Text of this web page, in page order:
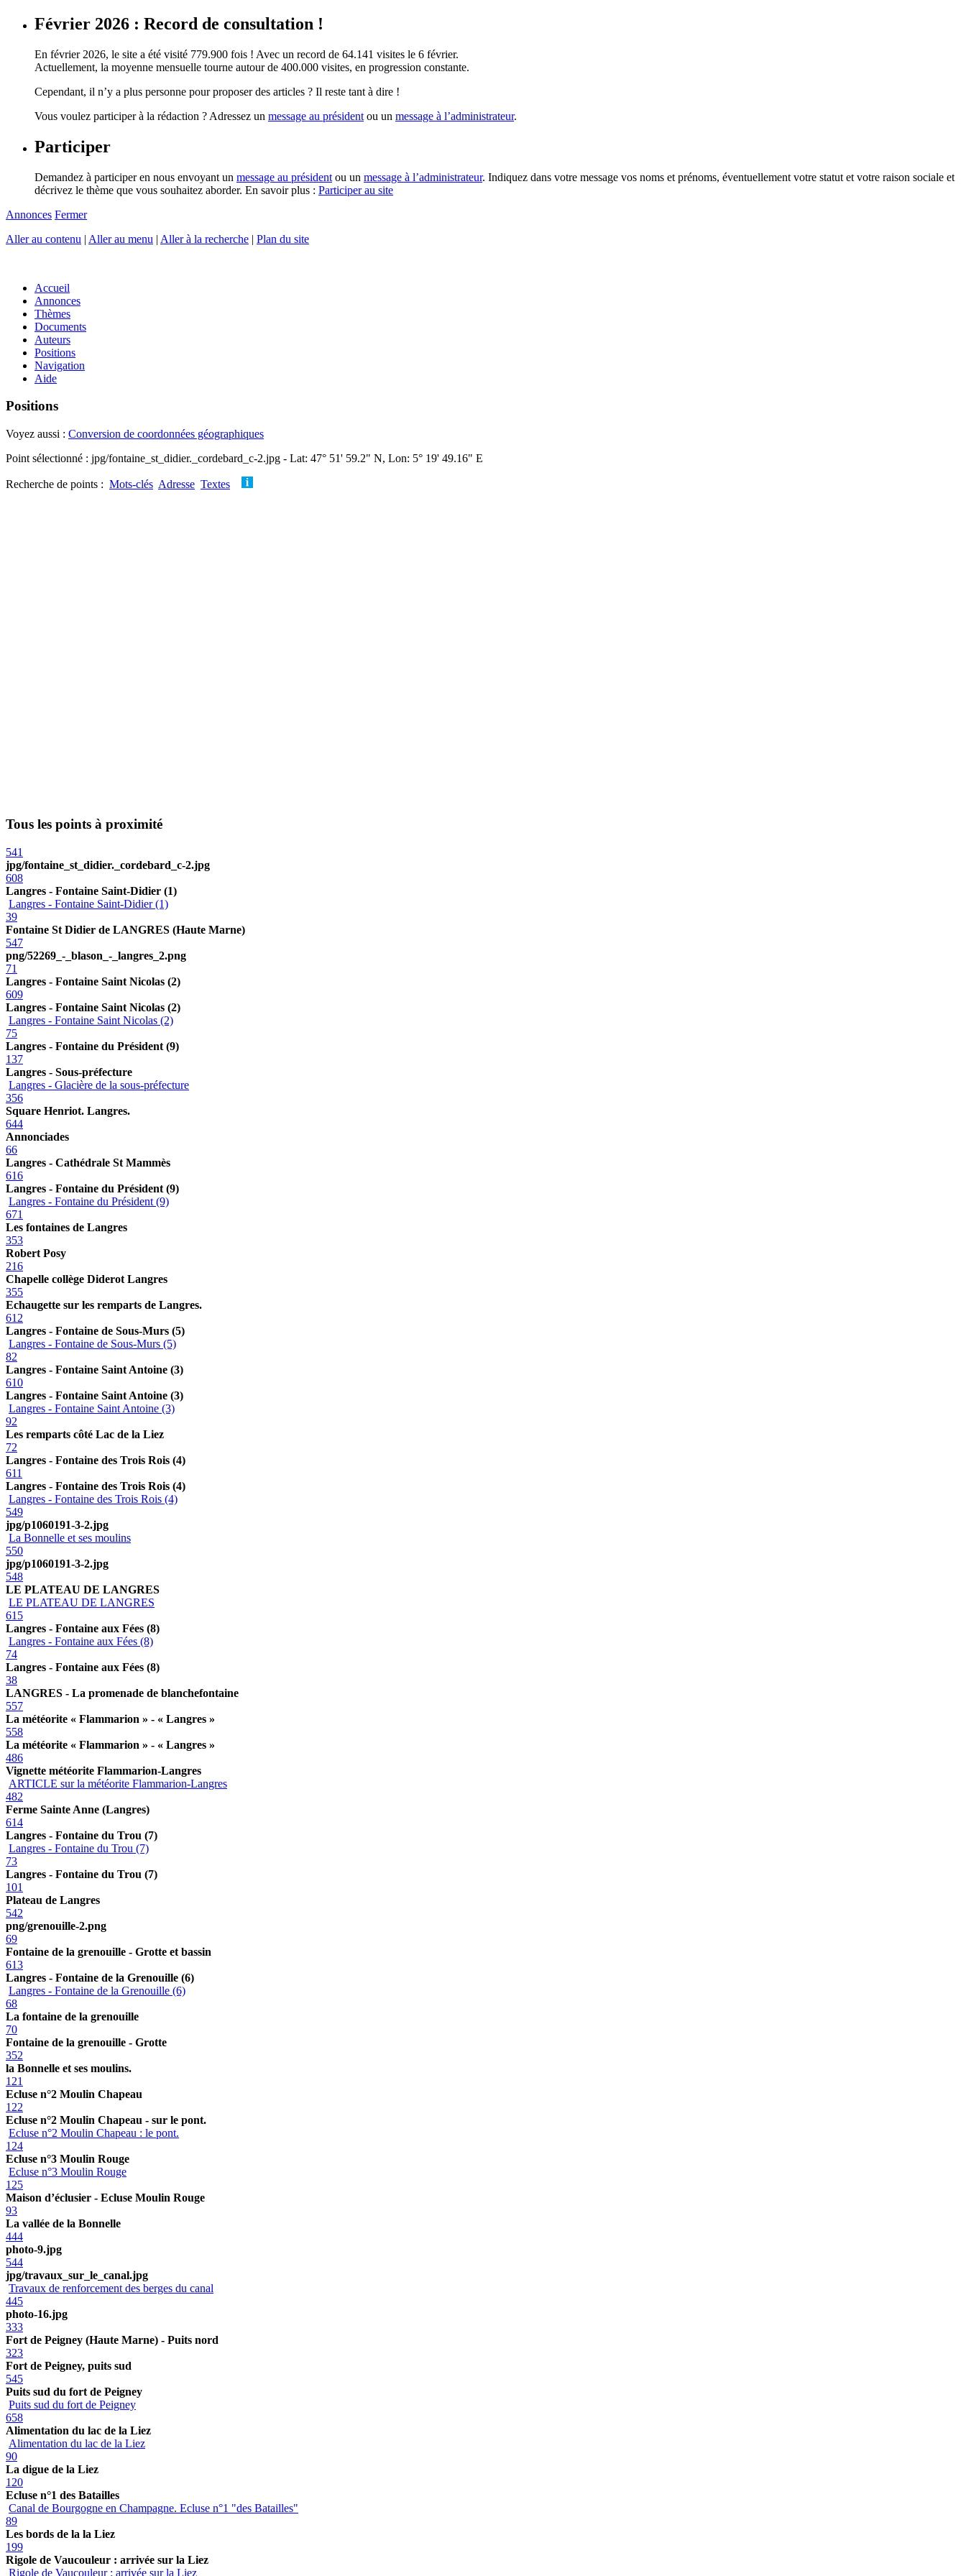
Février 2026 : Record de consultation !
En février 2026, le site a été visité 779.900 fois ! Avec un record de 64.141 visites le 6 février.
Actuellement, la moyenne mensuelle tourne autour de 400.000 visites, en progression constante.
Cependant, il n’y a plus personne pour proposer des articles ? Il reste tant à dire !
Vous voulez participer à la rédaction ? Adressez un message au président ou un message à l’administrateur.
Participer
Demandez à participer en nous envoyant un message au président ou un message à l’administrateur. Indiquez dans votre message vos noms et prénoms, éventuellement votre statut et votre raison sociale et
décrivez le thème que vous souhaitez aborder. En savoir plus : Participer au site
Annonces Fermer
Aller au contenu | Aller au menu | Aller à la recherche | Plan du site
Accueil
Annonces
Thèmes
Documents
Auteurs
Positions
Navigation
Aide
Positions
Voyez aussi : Conversion de coordonnées géographiques
Point sélectionné : jpg/fontaine_st_didier._cordebard_c-2.jpg - Lat: 47° 51' 59.2" N, Lon: 5° 19' 49.16" E
Recherche de points : Mots-clés Adresse Textes
Tous les points à proximité
541
jpg/fontaine_st_didier._cordebard_c-2.jpg
608
Langres - Fontaine Saint-Didier (1)
Langres - Fontaine Saint-Didier (1)
39
Fontaine St Didier de LANGRES (Haute Marne)
547
png/52269_-_blason_-_langres_2.png
71
Langres - Fontaine Saint Nicolas (2)
609
Langres - Fontaine Saint Nicolas (2)
Langres - Fontaine Saint Nicolas (2)
75
Langres - Fontaine du Président (9)
137
Langres - Sous-préfecture
Langres - Glacière de la sous-préfecture
356
Square Henriot. Langres.
644
Annonciades
66
Langres - Cathédrale St Mammès
616
Langres - Fontaine du Président (9)
Langres - Fontaine du Président (9)
671
Les fontaines de Langres
353
Robert Posy
216
Chapelle collège Diderot Langres
355
Echaugette sur les remparts de Langres.
612
Langres - Fontaine de Sous-Murs (5)
Langres - Fontaine de Sous-Murs (5)
82
Langres - Fontaine Saint Antoine (3)
610
Langres - Fontaine Saint Antoine (3)
Langres - Fontaine Saint Antoine (3)
92
Les remparts côté Lac de la Liez
72
Langres - Fontaine des Trois Rois (4)
611
Langres - Fontaine des Trois Rois (4)
Langres - Fontaine des Trois Rois (4)
549
jpg/p1060191-3-2.jpg
La Bonnelle et ses moulins
550
jpg/p1060191-3-2.jpg
548
LE PLATEAU DE LANGRES
LE PLATEAU DE LANGRES
615
Langres - Fontaine aux Fées (8)
Langres - Fontaine aux Fées (8)
74
Langres - Fontaine aux Fées (8)
38
LANGRES - La promenade de blanchefontaine
557
La météorite « Flammarion » - « Langres »
558
La météorite « Flammarion » - « Langres »
486
Vignette météorite Flammarion-Langres
ARTICLE sur la météorite Flammarion-Langres
482
Ferme Sainte Anne (Langres)
614
Langres - Fontaine du Trou (7)
Langres - Fontaine du Trou (7)
73
Langres - Fontaine du Trou (7)
101
Plateau de Langres
542
png/grenouille-2.png
69
Fontaine de la grenouille - Grotte et bassin
613
Langres - Fontaine de la Grenouille (6)
Langres - Fontaine de la Grenouille (6)
68
La fontaine de la grenouille
70
Fontaine de la grenouille - Grotte
352
la Bonnelle et ses moulins.
121
Ecluse n°2 Moulin Chapeau
122
Ecluse n°2 Moulin Chapeau - sur le pont.
Ecluse n°2 Moulin Chapeau : le pont.
124
Ecluse n°3 Moulin Rouge
Ecluse n°3 Moulin Rouge
125
Maison d’éclusier - Ecluse Moulin Rouge
93
La vallée de la Bonnelle
444
photo-9.jpg
544
jpg/travaux_sur_le_canal.jpg
Travaux de renforcement des berges du canal
445
photo-16.jpg
333
Fort de Peigney (Haute Marne) - Puits nord
323
Fort de Peigney, puits sud
545
Puits sud du fort de Peigney
Puits sud du fort de Peigney
658
Alimentation du lac de la Liez
Alimentation du lac de la Liez
90
La digue de la Liez
120
Ecluse n°1 des Batailles
Canal de Bourgogne en Champagne. Ecluse n°1 "des Batailles"
89
Les bords de la la Liez
199
Rigole de Vaucouleur : arrivée sur la Liez
Rigole de Vaucouleur : arrivée sur la Liez